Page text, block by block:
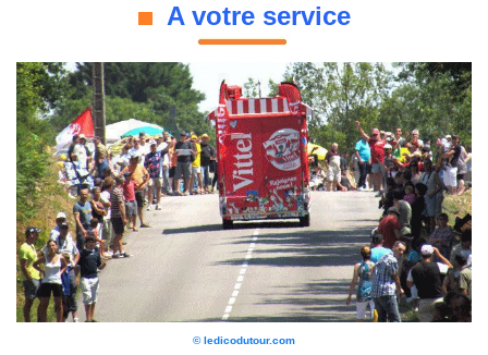
A votre service
© ledicodutour.com